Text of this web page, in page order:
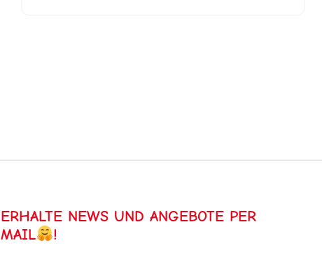
ERHALTE NEWS UND ANGEBOTE PER
MAIL
!